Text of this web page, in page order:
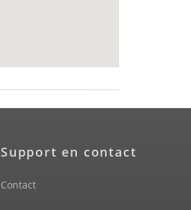
Support en contact
Contact